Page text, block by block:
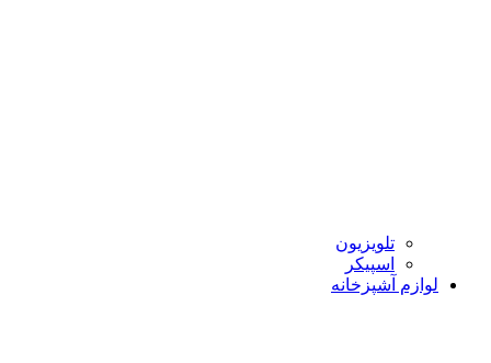
تلویزیون
اسپیکر
لوازم آشپزخانه